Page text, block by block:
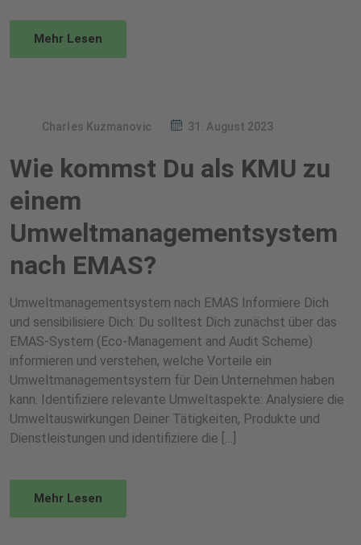
Mehr Lesen
Charles Kuzmanovic 31. August 2023
Wie kommst Du als KMU zu
einem
Umweltmanagementsystem
nach EMAS?
Umweltmanagementsystem nach EMAS Informiere Dich
und sensibilisiere Dich: Du solltest Dich zunächst über das
EMAS-System (Eco-Management and Audit Scheme)
informieren und verstehen, welche Vorteile ein
Umweltmanagementsystem für Dein Unternehmen haben
kann. Identifiziere relevante Umweltaspekte: Analysiere die
Umweltauswirkungen Deiner Tätigkeiten, Produkte und
Dienstleistungen und identifiziere die […]
Mehr Lesen